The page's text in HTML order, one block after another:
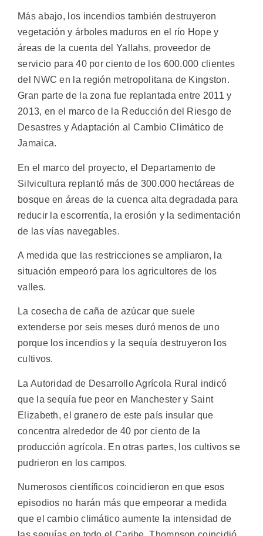
Más abajo, los incendios también destruyeron
vegetación y árboles maduros en el río Hope y
áreas de la cuenta del Yallahs, proveedor de
servicio para 40 por ciento de los 600.000 clientes
del NWC en la región metropolitana de Kingston.
Gran parte de la zona fue replantada entre 2011 y
2013, en el marco de la Reducción del Riesgo de
Desastres y Adaptación al Cambio Climático de
Jamaica.
En el marco del proyecto, el Departamento de
Silvicultura replantó más de 300.000 hectáreas de
bosque en áreas de la cuenca alta degradada para
reducir la escorrentía, la erosión y la sedimentación
de las vías navegables.
A medida que las restricciones se ampliaron, la
situación empeoró para los agricultores de los
valles.
La cosecha de caña de azúcar que suele
extenderse por seis meses duró menos de uno
porque los incendios y la sequía destruyeron los
cultivos.
La Autoridad de Desarrollo Agrícola Rural indicó
que la sequía fue peor en Manchester y Saint
Elizabeth, el granero de este país insular que
concentra alrededor de 40 por ciento de la
producción agrícola. En otras partes, los cultivos se
pudrieron en los campos.
Numerosos científicos coincidieron en que esos
episodios no harán más que empeorar a medida
que el cambio climático aumente la intensidad de